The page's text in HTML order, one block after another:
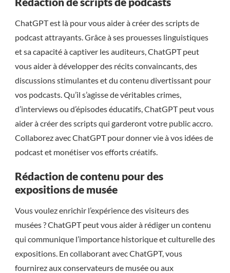
ChatGPT est là pour vous aider à créer des scripts de
podcast attrayants. Grâce à ses prouesses linguistiques
et sa capacité à captiver les auditeurs, ChatGPT peut
vous aider à développer des récits convaincants, des
discussions stimulantes et du contenu divertissant pour
vos podcasts. Qu’il s’agisse de véritables crimes,
d’interviews ou d’épisodes éducatifs, ChatGPT peut vous
aider à créer des scripts qui garderont votre public accro.
Collaborez avec ChatGPT pour donner vie à vos idées de
podcast et monétiser vos efforts créatifs.
Rédaction de contenu pour des
expositions de musée
Vous voulez enrichir l’expérience des visiteurs des
musées ? ChatGPT peut vous aider à rédiger un contenu
qui communique l’importance historique et culturelle des
expositions. En collaborant avec ChatGPT, vous
fournirez aux conservateurs de musée ou aux